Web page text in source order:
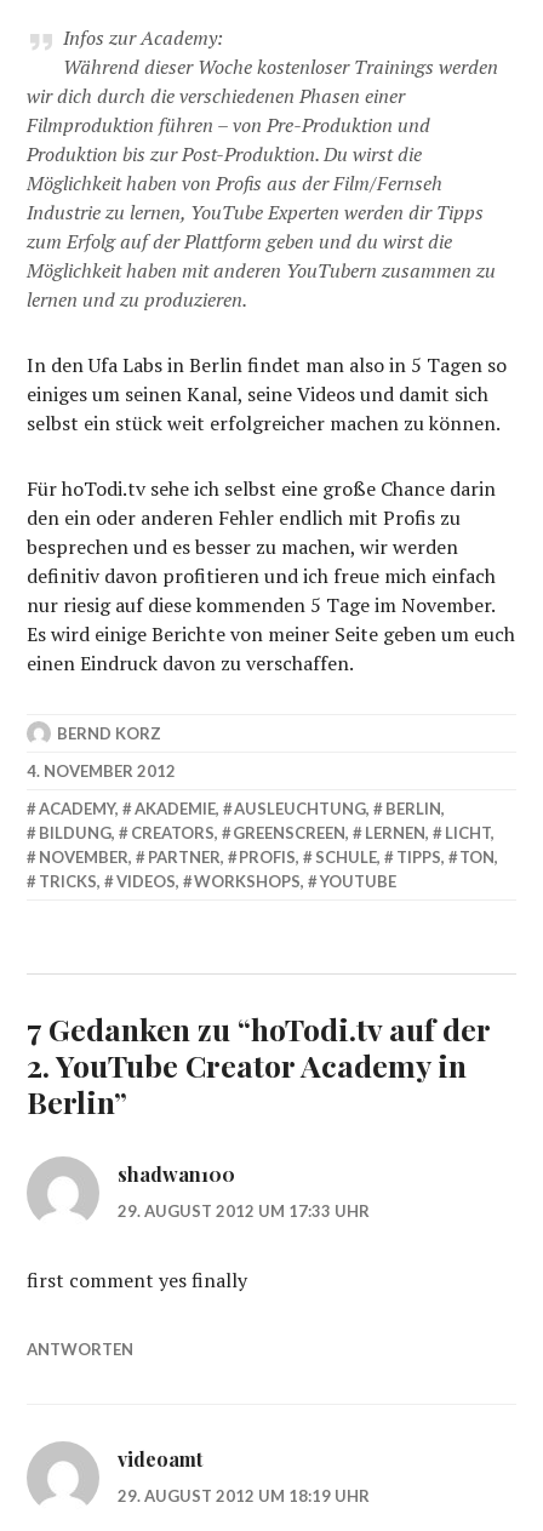
Infos zur Academy:
Während dieser Woche kostenloser Trainings werden
wir dich durch die verschiedenen Phasen einer
Filmproduktion führen – von Pre-Produktion und
Produktion bis zur Post-Produktion. Du wirst die
Möglichkeit haben von Profis aus der Film/Fernseh
Industrie zu lernen, YouTube Experten werden dir Tipps
zum Erfolg auf der Plattform geben und du wirst die
Möglichkeit haben mit anderen YouTubern zusammen zu
lernen und zu produzieren.
In den Ufa Labs in Berlin findet man also in 5 Tagen so
einiges um seinen Kanal, seine Videos und damit sich
selbst ein stück weit erfolgreicher machen zu können.
Für hoTodi.tv sehe ich selbst eine große Chance darin
den ein oder anderen Fehler endlich mit Profis zu
besprechen und es besser zu machen, wir werden
definitiv davon profitieren und ich freue mich einfach
nur riesig auf diese kommenden 5 Tage im November.
Es wird einige Berichte von meiner Seite geben um euch
einen Eindruck davon zu verschaffen.
BERND KORZ
4. NOVEMBER 2012
ACADEMY, AKADEMIE, AUSLEUCHTUNG, BERLIN,
BILDUNG, CREATORS, GREENSCREEN, LERNEN, LICHT,
NOVEMBER, PARTNER, PROFIS, SCHULE, TIPPS, TON,
TRICKS, VIDEOS, WORKSHOPS, YOUTUBE
7 Gedanken zu “hoTodi.tv auf der
2. YouTube Creator Academy in
Berlin”
shadwan100
29. AUGUST 2012 UM 17:33 UHR
first comment yes finally
ANTWORTEN
videoamt
29. AUGUST 2012 UM 18:19 UHR